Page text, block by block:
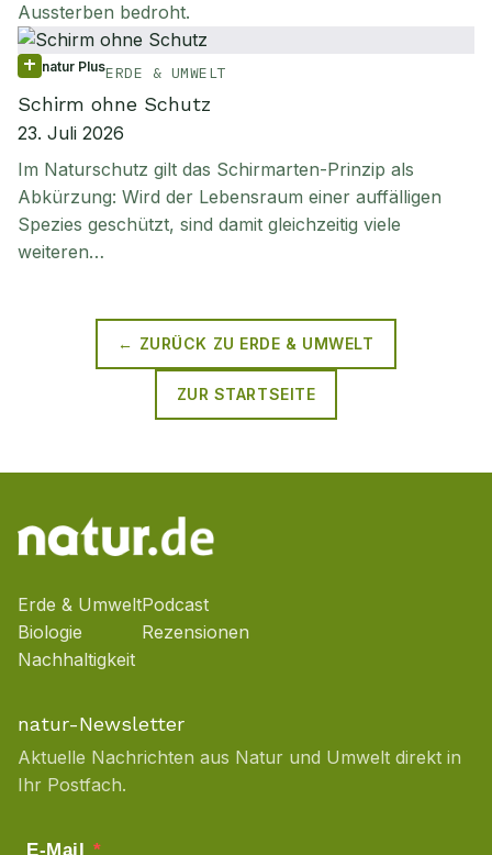
Aussterben bedroht.
natur PlusERDE & UMWELT
Schirm ohne Schutz
23. Juli 2026
Im Naturschutz gilt das Schirmarten-Prinzip als
Abkürzung: Wird der Lebensraum einer auffälligen
Spezies geschützt, sind damit gleichzeitig viele
weiteren…
← ZURÜCK ZU ERDE & UMWELT
ZUR STARTSEITE
Erde & Umwelt
Biologie
Nachhaltigkeit
Podcast
Rezensionen
natur-Newsletter
Aktuelle Nachrichten aus Natur und Umwelt direkt in
Ihr Postfach.